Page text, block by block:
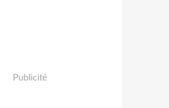
Publicité